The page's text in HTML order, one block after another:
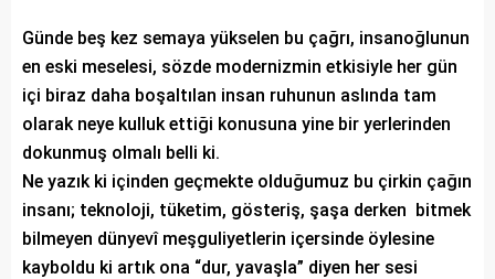
Günde beş kez semaya yükselen bu çağrı, insanoğlunun
en eski meselesi, sözde modernizmin etkisiyle her gün
içi biraz daha boşaltılan insan ruhunun aslında tam
olarak neye kulluk ettiği konusuna yine bir yerlerinden
dokunmuş olmalı belli ki.
Ne yazık ki içinden geçmekte olduğumuz bu çirkin çağın
insanı; teknoloji, tüketim, gösteriş, şaşa derken bitmek
bilmeyen dünyevî meşguliyetlerin içersinde öylesine
kayboldu ki artık ona “dur, yavaşla” diyen her sesi